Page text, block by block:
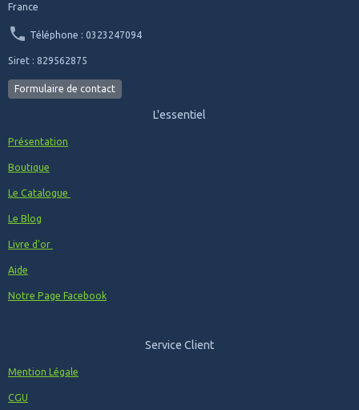
France
Téléphone : 0323247094
Siret : 829562875
Formulaire de contact
L'essentiel
Présentation
Boutique
Le Catalogue
Le Blog
Livre d'or
Aide
Notre Page Facebook
Service Client
Mention Légale
CGU